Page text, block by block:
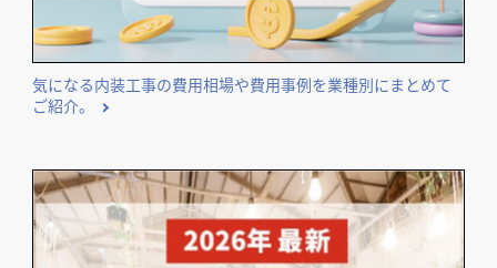
気になる内装工事の費用相場や費用事例を業種別にまとめて
ご紹介。